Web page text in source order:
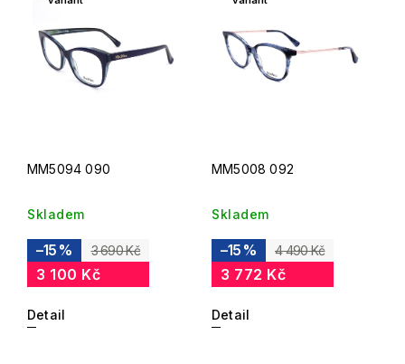
Abecedně
MM5094 090
Skladem
3 690 Kč
–15 %
3 100 Kč
Detail
MM5008 092
Skladem
4 490 Kč
–15 %
3 772 Kč
Detail